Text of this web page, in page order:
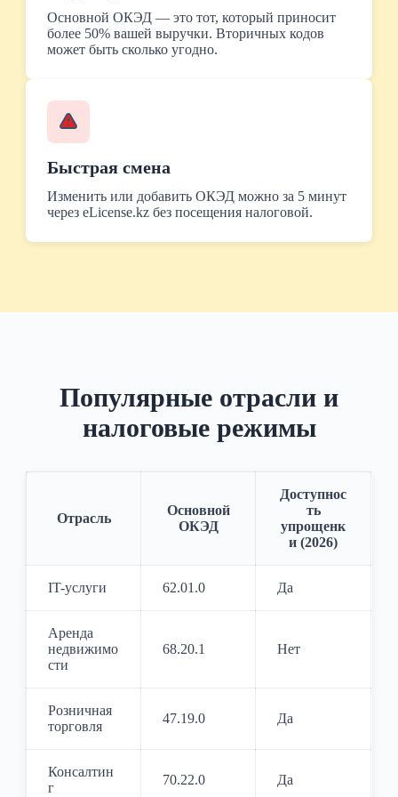
Основной ОКЭД — это тот, который приносит
более 50% вашей выручки. Вторичных кодов
может быть сколько угодно.
Быстрая смена
Изменить или добавить ОКЭД можно за 5 минут
через eLicense.kz без посещения налоговой.
Популярные отрасли и
налоговые режимы
Отрасль
Основной
ОКЭД
Доступнос
ть
упрощенк
и (2026)
IT-услуги 62.01.0 Да
Аренда
недвижимо
сти
68.20.1 Нет
Розничная
торговля
47.19.0 Да
Консалтин
г
70.22.0 Да